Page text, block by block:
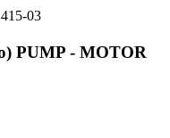
03
PUMP - MOTOR